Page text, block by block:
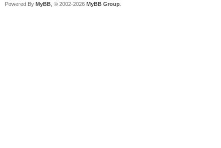
Powered By MyBB , © 2002-2026 MyBB Group